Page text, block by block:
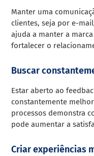
Manter uma
clientes, seja por e-
ajuda a manter a
fortalecer o
Buscar
Estar aberto ao
constantemente
processos demonstra
pode aumentar a
Criar experiências